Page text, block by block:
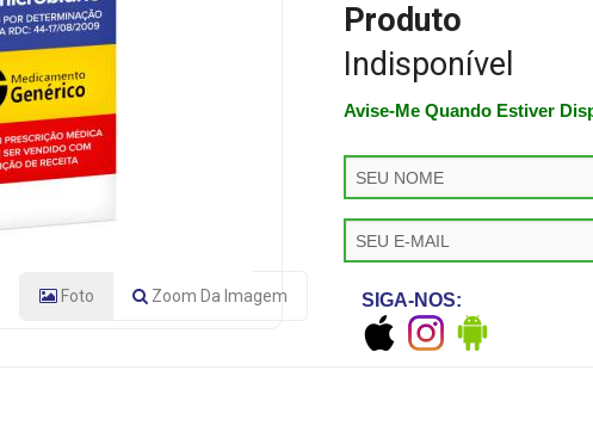
Foto Zoom Da Imagem
Produto
Indisponível
Avise-Me Quando Estiver
SIGA-NOS: